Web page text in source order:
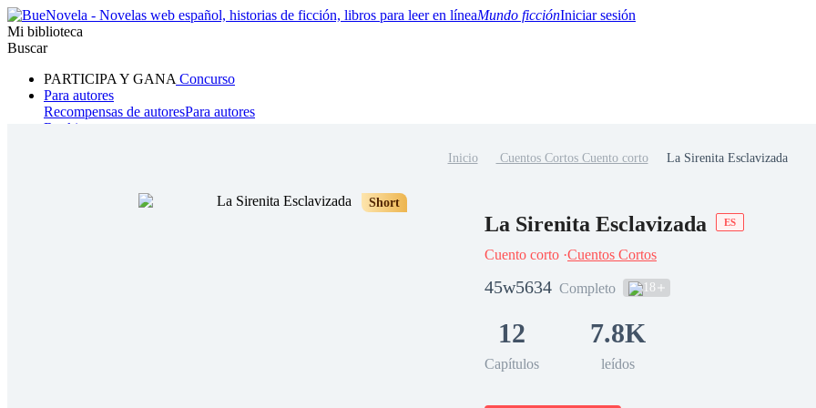
Mundo ficciónIniciar sesión
Mi biblioteca
Buscar
PARTICIPA Y GANA Concurso
Para autores
Recompensas de autoresPara autores
Ranking
Hombre lobo Mafia Sistema Fantasía UrbanoLGBTQ+
Inicio Cuentos Cortos Cuento corto La Sirenita Esclavizada
Short
La Sirenita Esclavizada ES
Cuento corto ·Cuentos Cortos
45w5634 Completo 18
12
Capítulos
7.8K
leídos